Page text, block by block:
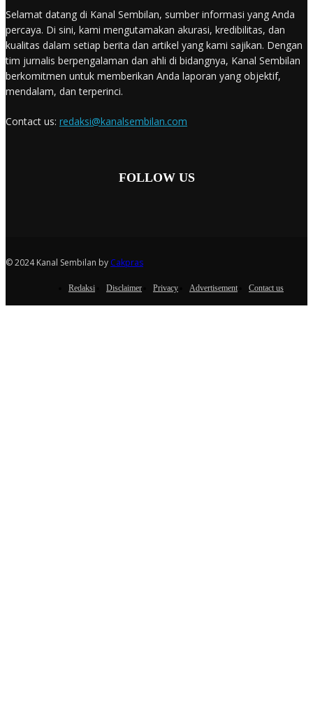
Selamat datang di Kanal Sembilan, sumber informasi yang Anda
percaya. Di sini, kami mengutamakan akurasi, kredibilitas, dan
kualitas dalam setiap berita dan artikel yang kami sajikan. Dengan
tim jurnalis berpengalaman dan ahli di bidangnya, Kanal Sembilan
berkomitmen untuk memberikan Anda laporan yang objektif,
mendalam, dan terperinci.
Contact us: redaksi@kanalsembilan.com
FOLLOW US
© 2024 Kanal Sembilan by Cakpras
Redaksi Disclaimer Privacy Advertisement Contact us